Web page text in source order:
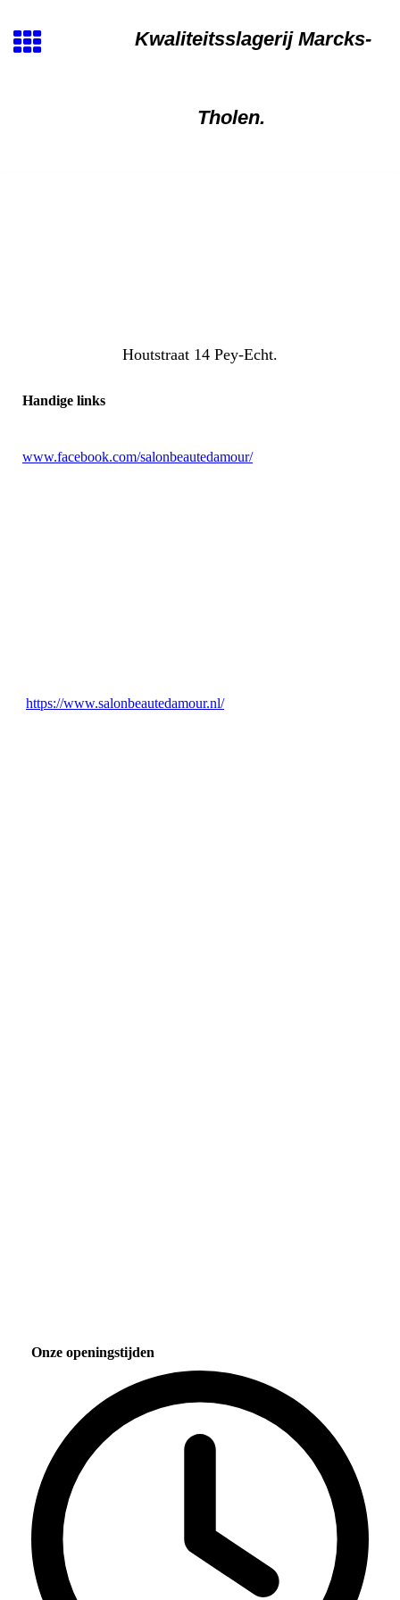
Kwaliteitsslagerij Marcks-
Tholen.
Houtstraat 14 Pey-Echt.
Handige links
www.facebook.com/salonbeautedamour/
https://www.salonbeautedamour.nl/
Onze openingstijden